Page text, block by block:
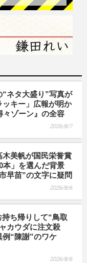
“ネタ大盛り”写真が
キー」広報が明か
々ゾーン』の全容
2026/8/7
木美帆が国民栄誉賞
本」を選んだ背景
早苗”の文字に疑問
2026/8/6
ち帰りして“鳥取
カウダに注文殺
“陳謝”のワケ
2026/8/6